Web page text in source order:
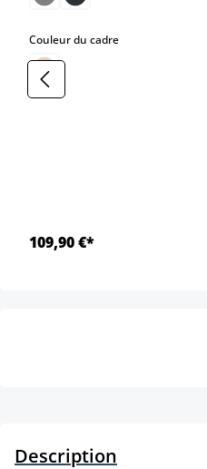
Couleur du cadreselect
109,90 €*
Description